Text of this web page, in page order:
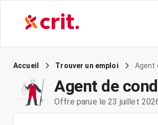
Accueil Trouver un emploi Agent
Agent de
Offre parue le 23 juillet